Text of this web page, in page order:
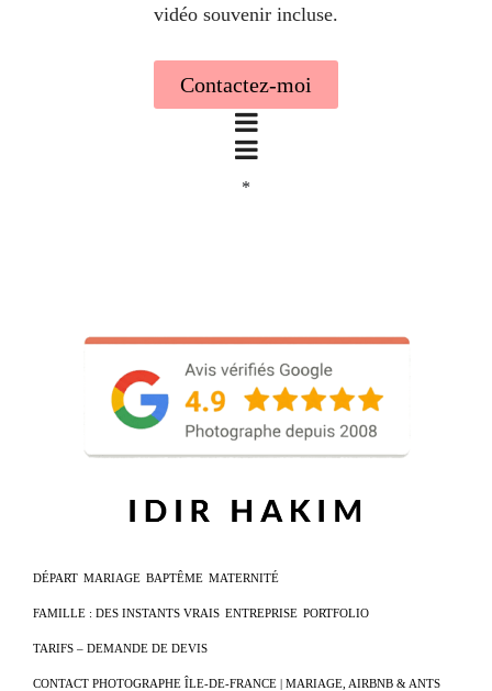
vidéo souvenir incluse.
Contactez-moi
*
DÉPART MARIAGE BAPTÊME MATERNITÉ
FAMILLE : DES INSTANTS VRAIS ENTREPRISE PORTFOLIO
TARIFS – DEMANDE DE DEVIS
CONTACT PHOTOGRAPHE ÎLE-DE-FRANCE | MARIAGE, AIRBNB & ANTS